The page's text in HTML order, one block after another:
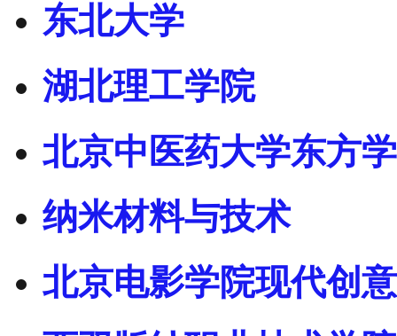
东北大学
湖北理工学院
北京中医药大学东方
纳米材料与技术
北京电影学院现代创